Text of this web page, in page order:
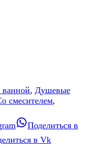
, Душевые
смесителем,
Поделиться в
в Vk